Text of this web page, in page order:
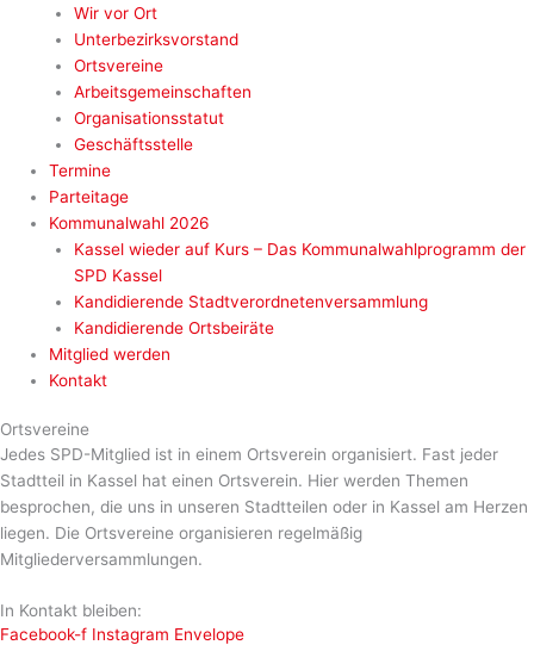
Wir vor Ort
Unterbezirksvorstand
Ortsvereine
Arbeitsgemeinschaften
Organisationsstatut
Geschäftsstelle
Termine
Parteitage
Kommunalwahl 2026
Kassel wieder auf Kurs – Das Kommunalwahlprogramm der
SPD Kassel
Kandidierende Stadtverordnetenversammlung
Kandidierende Ortsbeiräte
Mitglied werden
Kontakt
Ortsvereine
Jedes SPD-Mitglied ist in einem Ortsverein organisiert. Fast jeder
Stadtteil in Kassel hat einen Ortsverein. Hier werden Themen
besprochen, die uns in unseren Stadtteilen oder in Kassel am Herzen
liegen. Die Ortsvereine organisieren regelmäßig
Mitgliederversammlungen.
In Kontakt bleiben:
Facebook-f Instagram Envelope